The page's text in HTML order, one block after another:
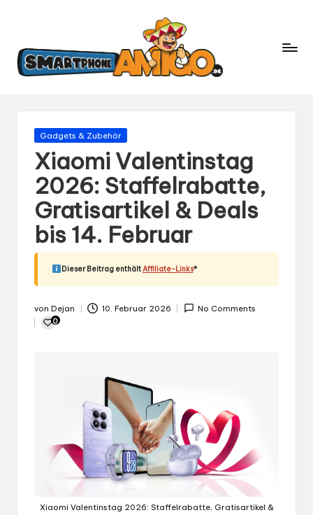
m
a
rt
in
der
Mobilfunk
Gepostet
Gadgets & Zubehör
Xiaomi Valentinstag
2026: Staffelrabatte,
Gratisartikel & Deals
bis 14. Februar
Dieser Beitrag enthältAffiliate-Links*
Gepostet
von
von Dejan 10. Februar 2026 No Comments
0
Xiaomi Valentinstag 2026: Staffelrabatte, Gratisartikel &